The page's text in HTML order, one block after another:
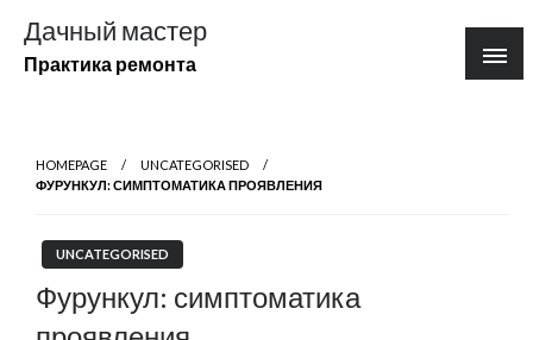
содержимому
Дачный мастер
Практика ремонта
HOMEPAGE
UNCATEGORISED
ФУРУНКУЛ: СИМПТОМАТИКА ПРОЯВЛЕНИЯ
UNCATEGORISED
Фурункул: симптоматика